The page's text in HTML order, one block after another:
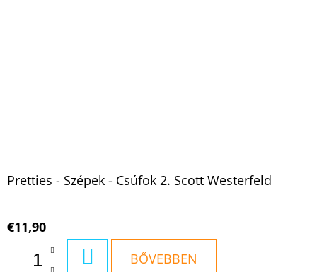
Pretties - Szépek - Csúfok 2. Scott Westerfeld
€11,90
KOSÁRBABŐVEBBEN